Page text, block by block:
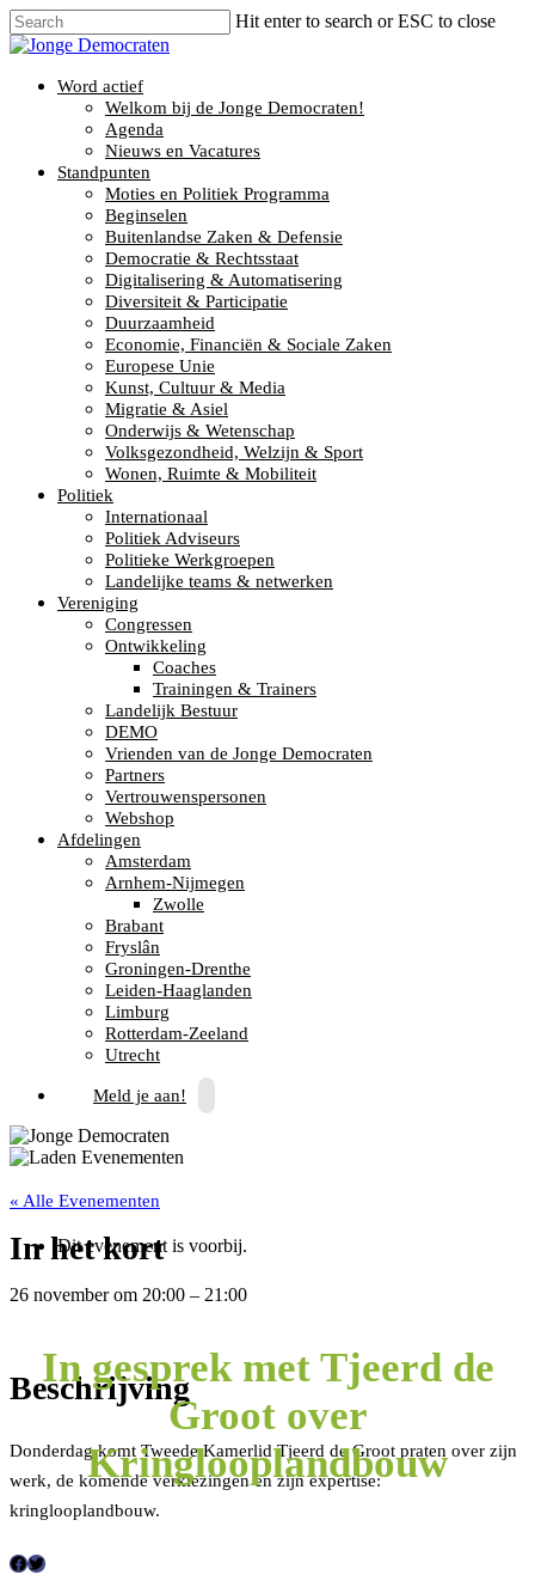
Hit enter to search or ESC to close
Word actief
Welkom bij de Jonge Democraten!
Agenda
Nieuws en Vacatures
Standpunten
Moties en Politiek Programma
Beginselen
Buitenlandse Zaken & Defensie
Democratie & Rechtsstaat
Digitalisering & Automatisering
Diversiteit & Participatie
Duurzaamheid
Economie, Financiën & Sociale Zaken
Europese Unie
Kunst, Cultuur & Media
Migratie & Asiel
Onderwijs & Wetenschap
Volksgezondheid, Welzijn & Sport
Wonen, Ruimte & Mobiliteit
Politiek
Internationaal
Politiek Adviseurs
Politieke Werkgroepen
Landelijke teams & netwerken
Vereniging
Congressen
Ontwikkeling
Coaches
Trainingen & Trainers
Landelijk Bestuur
DEMO
Vrienden van de Jonge Democraten
Partners
Vertrouwenspersonen
Webshop
Afdelingen
Amsterdam
Arnhem-Nijmegen
Zwolle
Brabant
Fryslân
Groningen-Drenthe
Leiden-Haaglanden
Limburg
Rotterdam-Zeeland
Utrecht
Meld je aan!
« Alle Evenementen
Dit evenement is voorbij.
In gesprek met Tjeerd de
Groot over
Kringlooplandbouw
In het kort
26 novemberom 20:00 – 21:00
Beschrijving
Donderdag komt Tweede Kamerlid Tjeerd de Groot praten over zijn
werk, de komende verkiezingen en zijn expertise:
kringlooplandbouw.
F T